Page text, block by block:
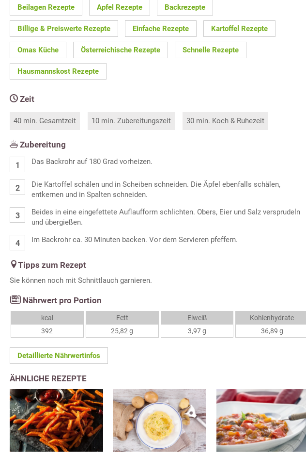
Beilagen Rezepte Apfel Rezepte Backrezepte
Billige & Preiswerte Rezepte Einfache Rezepte Kartoffel Rezepte
Omas Küche Österreichische Rezepte Schnelle Rezepte
Hausmannskost Rezepte
Zeit
40 min. Gesamtzeit 10 min. Zubereitungszeit 30 min. Koch & Ruhezeit
Zubereitung
Das Backrohr auf 180 Grad vorheizen.
Die Kartoffel schälen und in Scheiben schneiden. Die Äpfel ebenfalls schälen,
entkernen und in Spalten schneiden.
Beides in eine eingefettete Auflaufform schlichten. Obers, Eier und Salz versprudeln
und übergießen.
Im Backrohr ca. 30 Minuten backen. Vor dem Servieren pfeffern.
Tipps zum Rezept
Sie können noch mit Schnittlauch garnieren.
Nährwert pro Portion
kcal
392
Fett
25,82 g
Eiweiß
3,97 g
Kohlenhydrate
36,89 g
Detaillierte Nährwertinfos
ÄHNLICHE REZEPTE